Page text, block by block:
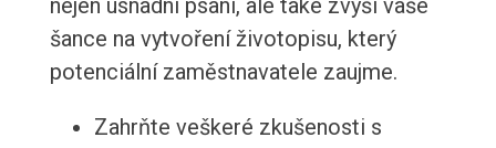
nejen usnadní psaní, ale také zvýší vaše
šance na vytvoření životopisu, který
potenciální zaměstnavatele zaujme.
Zahrňte veškeré zkušenosti s